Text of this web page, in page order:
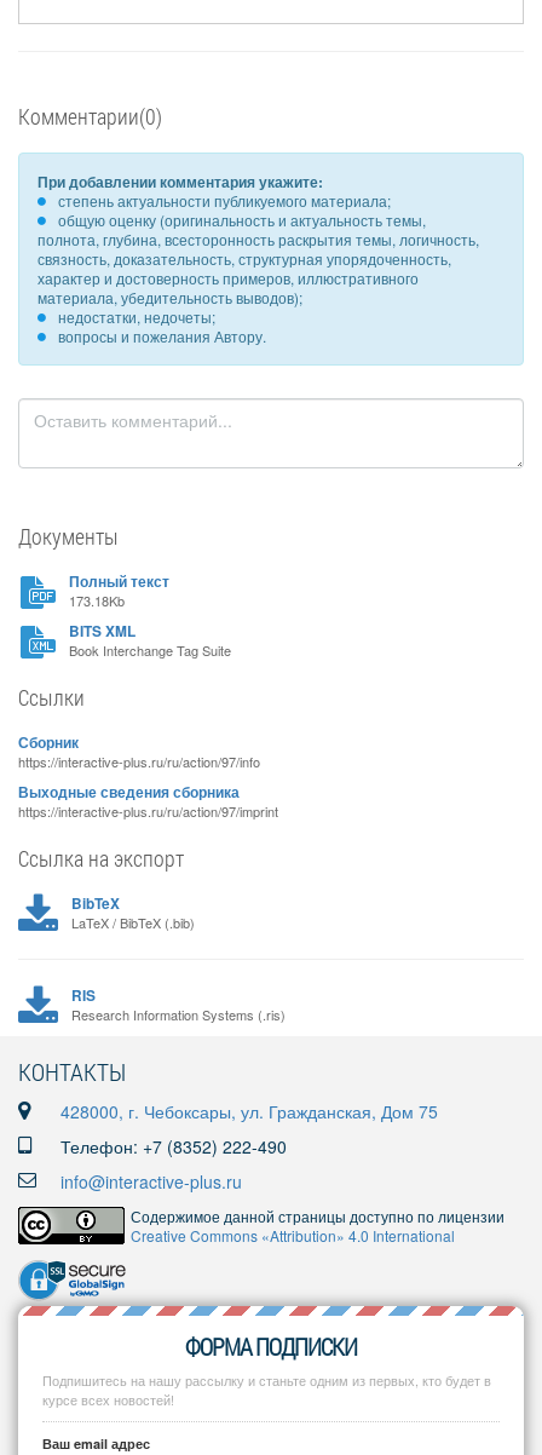
Комментарии(0)
При добавлении комментария укажите:
степень актуальности публикуемого материала;
общую оценку (оригинальность и актуальность темы,
полнота, глубина, всесторонность раскрытия темы, логичность,
связность, доказательность, структурная упорядоченность,
характер и достоверность примеров, иллюстративного
материала, убедительность выводов);
недостатки, недочеты;
вопросы и пожелания Автору.
Документы
Полный текст
173.18Kb
BITS XML
Book Interchange Tag Suite
Ссылки
Сборник
https://interactive-plus.ru/ru/action/97/info
Выходные сведения сборника
https://interactive-plus.ru/ru/action/97/imprint
Ссылка на экспорт
BibTeX
LaTeX / BibTeX (.bib)
RIS
Research Information Systems (.ris)
КОНТАКТЫ
428000, г. Чебоксары, ул. Гражданская, Дом 75
Телефон: +7 (8352) 222-490
info@interactive-plus.ru
Содержимое данной страницы доступно по лицензии
Creative Commons «Attribution» 4.0 International
ФОРМА ПОДПИСКИ
Подпишитесь на нашу рассылку и станьте одним из первых, кто будет в
курсе всех новостей!
Ваш email адрес